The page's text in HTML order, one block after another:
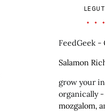
FeedGeek -
Salamon
grow your
organically-
mozgalom,